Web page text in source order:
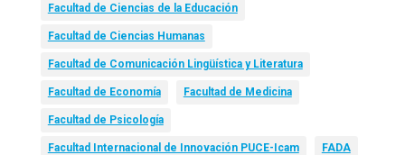
Facultad de Ciencias de la Educación
Facultad de Ciencias Humanas
Facultad de Comunicación Lingüística y Literatura
Facultad de Economía Facultad de Medicina
Facultad de Psicología
Facultad Internacional de Innovación PUCE-Icam FADA